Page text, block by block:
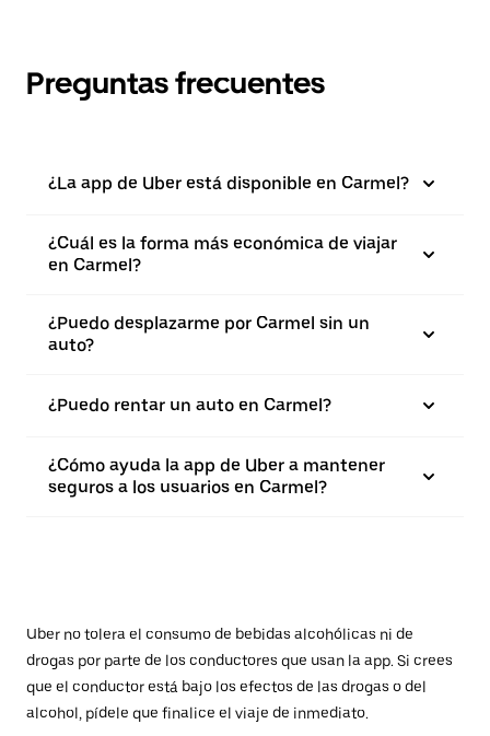
Preguntas frecuentes
¿La app de Uber está disponible en Carmel?
¿Cuál es la forma más económica de viajar
en Carmel?
¿Puedo desplazarme por Carmel sin un
auto?
¿Puedo rentar un auto en Carmel?
¿Cómo ayuda la app de Uber a mantener
seguros a los usuarios en Carmel?
Uber no tolera el consumo de bebidas alcohólicas ni de
drogas por parte de los conductores que usan la app. Si crees
que el conductor está bajo los efectos de las drogas o del
alcohol, pídele que finalice el viaje de inmediato.